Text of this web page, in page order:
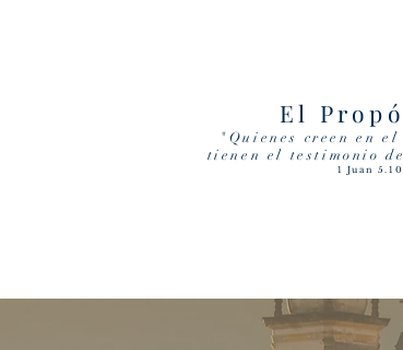
El
"Quienes creen en
tienen el testimonio
1 Juan 5.10